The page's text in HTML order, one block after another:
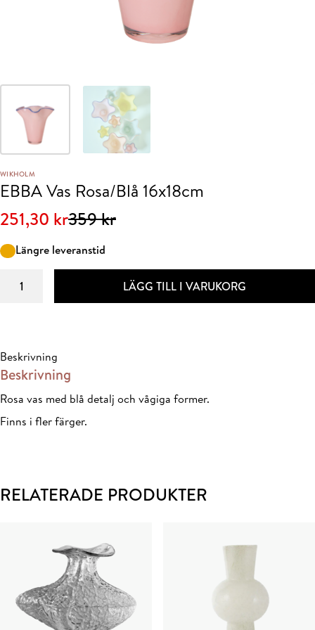
WIKHOLM
EBBA Vas Rosa/Blå 16x18cm
359kr
Det
ursprungliga
priset
var:
251,30 kr
Det
nuvarande
priset
251,30 kr.
Längre leveranstid
LÄGG TILL I VARUKORG
Beskrivning
Beskrivning
Rosa vas med blå detalj och vågiga former.
Finns i fler färger.
RELATERADE PRODUKTER